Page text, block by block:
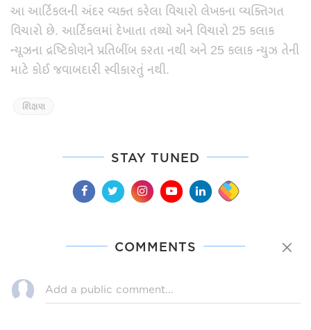
આ આર્ટિકલની અંદર વ્યક્ત કરેલા વિચારો લેખકના વ્યક્તિગત
વિચારો છે. આર્ટિકલમાં દેખાતા તથ્યો અને વિચારો 25 કલાક
ન્યૂઝના દ્રષ્ટિકોણને પ્રતિબીંબ કરતા નથી અને 25 કલાક ન્યુઝ તેની
માટે કોઈ જવાબદારી સ્વીકારતું નથી.
શિક્ષણ
STAY TUNED
COMMENTS